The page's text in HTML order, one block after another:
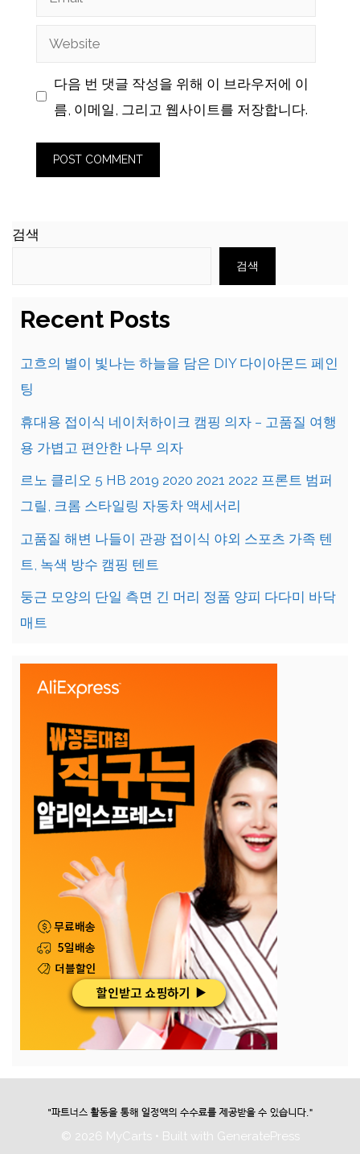
Website
다음 번 댓글 작성을 위해 이 브라우저에 이
름, 이메일, 그리고 웹사이트를 저장합니다.
검색
검색
Recent Posts
고흐의 별이 빛나는 하늘을 담은 DIY 다이아몬드 페인
팅
휴대용 접이식 네이처하이크 캠핑 의자 – 고품질 여행
용 가볍고 편안한 나무 의자
르노 클리오 5 HB 2019 2020 2021 2022 프론트 범퍼
그릴, 크롬 스타일링 자동차 액세서리
고품질 해변 나들이 관광 접이식 야외 스포츠 가족 텐
트, 녹색 방수 캠핑 텐트
둥근 모양의 단일 측면 긴 머리 정품 양피 다다미 바닥
매트
© 2026 MyCarts• Built with GeneratePress